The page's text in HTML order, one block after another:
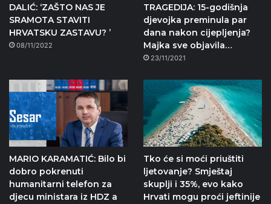
DALIĆ: ‘ZAŠTO NAS JE
SRAMOTA STAVITI
HRVATSKU ZASTAVU? ’
08/11/2022
TRAGEDIJA: 15-godišnja
djevojka preminula par
dana nakon cijepljenja?
Majka sve objavila…
23/11/2021
MARIO KARAMATIĆ: Bilo bi
dobro pokrenuti
humanitarni telefon za
djecu ministara iz HDZ a
Tko će si moći priuštiti
ljetovanje? Smještaj
skuplji i 35%, evo kako
Hrvati mogu proći jeftinije